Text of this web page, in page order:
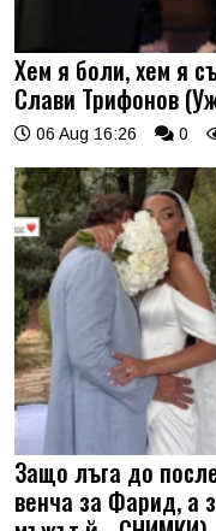
Хем я боли, хем я
Слави Трифонов
06 Aug 16:26 0
Защо лъга до
венча за Фарид, а